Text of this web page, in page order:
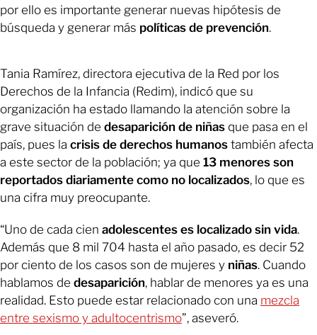
por ello es importante generar nuevas hipótesis de
búsqueda y generar más políticas de prevención.
Tania Ramírez, directora ejecutiva de la Red por los
Derechos de la Infancia (Redim), indicó que su
organización ha estado llamando la atención sobre la
grave situación de desaparición de niñas que pasa en el
país, pues la crisis de derechos humanos también afecta
a este sector de la población; ya que 13 menores son
reportados diariamente como no localizados, lo que es
una cifra muy preocupante.
“Uno de cada cien adolescentes es localizado sin vida.
Además que 8 mil 704 hasta el año pasado, es decir 52
por ciento de los casos son de mujeres y niñas. Cuando
hablamos de desaparición, hablar de menores ya es una
realidad. Esto puede estar relacionado con una mezcla
entre sexismo y adultocentrismo”, aseveró.